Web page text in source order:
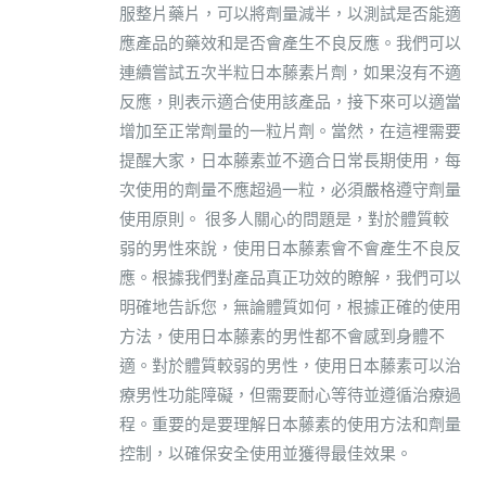
服整片藥片，可以將劑量減半，以測試是否能適
應產品的藥效和是否會產生不良反應。我們可以
連續嘗試五次半粒日本藤素片劑，如果沒有不適
反應，則表示適合使用該產品，接下來可以適當
增加至正常劑量的一粒片劑。當然，在這裡需要
提醒大家，日本藤素並不適合日常長期使用，每
次使用的劑量不應超過一粒，必須嚴格遵守劑量
使用原則。 很多人關心的問題是，對於體質較
弱的男性來說，使用日本藤素會不會產生不良反
應。根據我們對產品真正功效的瞭解，我們可以
明確地告訴您，無論體質如何，根據正確的使用
方法，使用日本藤素的男性都不會感到身體不
適。對於體質較弱的男性，使用日本藤素可以治
療男性功能障礙，但需要耐心等待並遵循治療過
程。重要的是要理解日本藤素的使用方法和劑量
控制，以確保安全使用並獲得最佳效果。